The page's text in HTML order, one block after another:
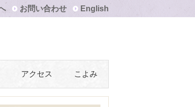
お問い合わせ English
アクセス こよみ